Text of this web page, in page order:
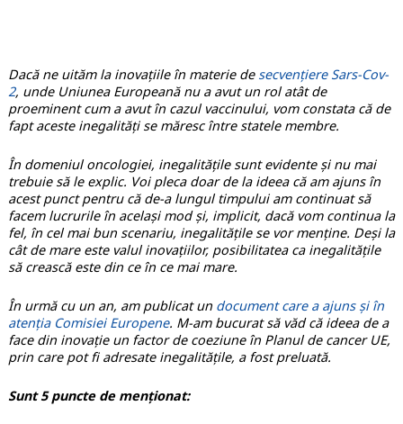
Dacă ne uităm la inovațiile în materie de secvențiere Sars-Cov-
2, unde Uniunea Europeană nu a avut un rol atât de
proeminent cum a avut în cazul vaccinului, vom constata că de
fapt aceste inegalități se măresc între statele membre.
În domeniul oncologiei, inegalitățile sunt evidente și nu mai
trebuie să le explic. Voi pleca doar de la ideea că am ajuns în
acest punct pentru că de-a lungul timpului am continuat să
facem lucrurile în același mod și, implicit, dacă vom continua la
fel, în cel mai bun scenariu, inegalitățile se vor menține. Deși la
cât de mare este valul inovațiilor, posibilitatea ca inegalitățile
să crească este din ce în ce mai mare.
În urmă cu un an, am publicat un document care a ajuns și în
atenția Comisiei Europene. M-am bucurat să văd că ideea de a
face din inovație un factor de coeziune în Planul de cancer UE,
prin care pot fi adresate inegalitățile, a fost preluată.
Sunt 5 puncte de menționat: